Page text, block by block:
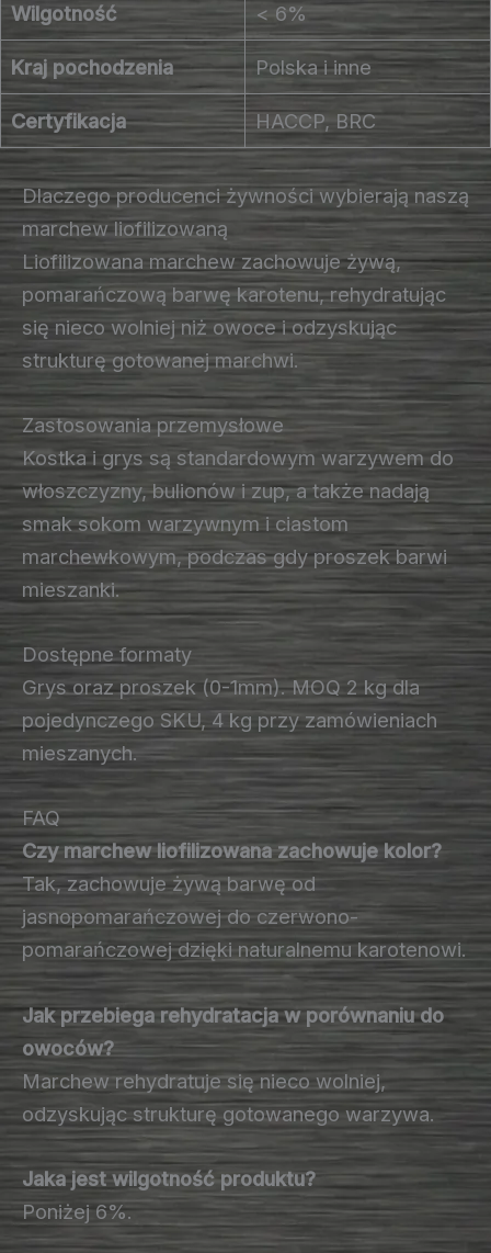
Wilgotność < 6%
Kraj pochodzenia Polska i inne
Certyfikacja HACCP, BRC
Dlaczego producenci żywności wybierają naszą
marchew liofilizowaną
Liofilizowana marchew zachowuje żywą,
pomarańczową barwę karotenu, rehydratując
się nieco wolniej niż owoce i odzyskując
strukturę gotowanej marchwi.
Zastosowania przemysłowe
Kostka i grys są standardowym warzywem do
włoszczyzny, bulionów i zup, a także nadają
smak sokom warzywnym i ciastom
marchewkowym, podczas gdy proszek barwi
mieszanki.
Dostępne formaty
Grys oraz proszek (0-1mm). MOQ 2 kg dla
pojedynczego SKU, 4 kg przy zamówieniach
mieszanych.
FAQ
Czy marchew liofilizowana zachowuje kolor?
Tak, zachowuje żywą barwę od
jasnopomarańczowej do czerwono-
pomarańczowej dzięki naturalnemu karotenowi.
Jak przebiega rehydratacja w porównaniu do
owoców?
Marchew rehydratuje się nieco wolniej,
odzyskując strukturę gotowanego warzywa.
Jaka jest wilgotność produktu?
Poniżej 6%.